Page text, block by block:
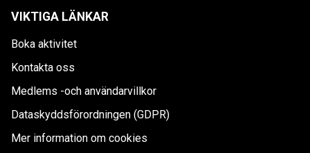
VIKTIGA LÄNKAR
Boka aktivitet
Kontakta oss
Medlems -och användarvillkor
Dataskyddsförordningen (GDPR)
Mer information om cookies